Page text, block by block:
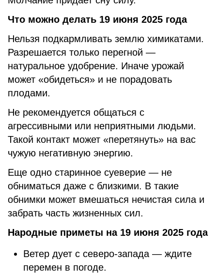
Что можно делать 19 июня 2025 года
Нельзя подкармливать землю химикатами.
Разрешается только перегной —
натуральное удобрение. Иначе урожай
может «обидеться» и не порадовать
плодами.
Не рекомендуется общаться с
агрессивными или неприятными людьми.
Такой контакт может «перетянуть» на вас
чужую негативную энергию.
Еще одно старинное суеверие — не
обниматься даже с близкими. В такие
обнимки может вмешаться нечистая сила и
забрать часть жизненных сил.
Народные приметы на 19 июня 2025 года
Ветер дует с северо-запада — ждите
перемен в погоде.